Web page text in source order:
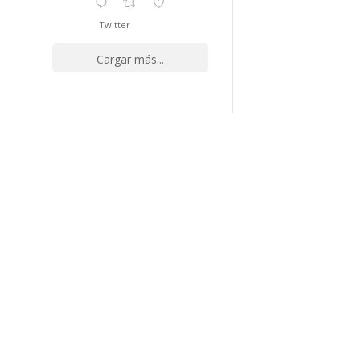
Twitter
Cargar más...